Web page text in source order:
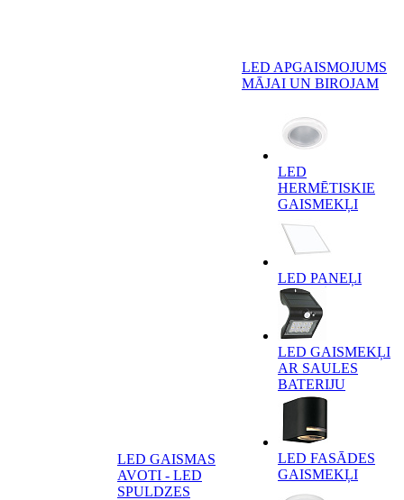
LED GAISMAS
AVOTI - LED
SPULDZES
LED APGAISMOJUMS
MĀJAI UN BIROJAM
LED
HERMĒTISKIE
GAISMEKĻI
LED PANEĻI
LED GAISMEKĻI
AR SAULES
BATERIJU
LED FASĀDES
GAISMEKĻI